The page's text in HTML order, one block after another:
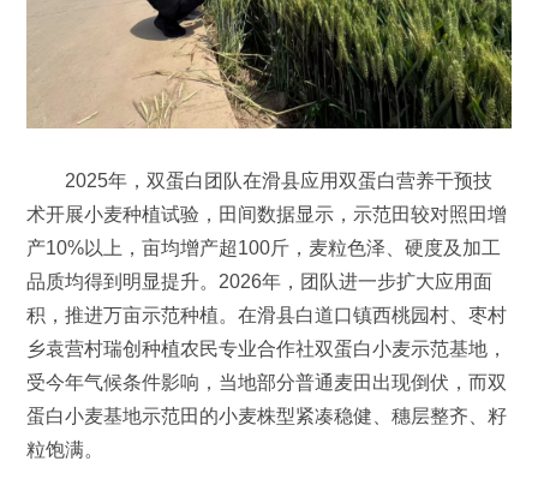
2025年，双蛋白团队在滑县应用双蛋白营养干预技
术开展小麦种植试验，田间数据显示，示范田较对照田增
产10%以上，亩均增产超100斤，麦粒色泽、硬度及加工
品质均得到明显提升。2026年，团队进一步扩大应用面
积，推进万亩示范种植。在滑县白道口镇西桃园村、枣村
乡袁营村瑞创种植农民专业合作社双蛋白小麦示范基地，
受今年气候条件影响，当地部分普通麦田出现倒伏，而双
蛋白小麦基地示范田的小麦株型紧凑稳健、穗层整齐、籽
粒饱满。